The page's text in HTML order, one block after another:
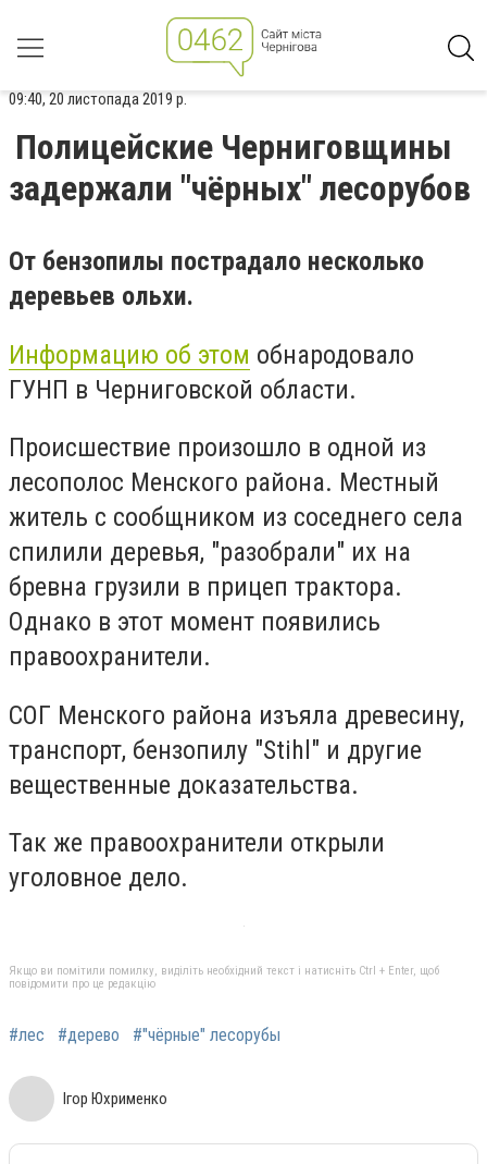
09:40, 20 листопада 2019 р.
Полицейские Черниговщины
задержали "чёрных" лесорубов
От бензопилы пострадало несколько
деревьев ольхи.
Информацию об этом обнародовало
ГУНП в Черниговской области.
Происшествие произошло в одной из
лесополос Менского района. Местный
житель с сообщником из соседнего села
спилили деревья, "разобрали" их на
бревна грузили в прицеп трактора.
Однако в этот момент появились
правоохранители.
СОГ Менского района изъяла древесину,
транспорт, бензопилу "Stihl" и другие
вещественные доказательства.
Так же правоохранители открыли
уголовное дело.
Якщо ви помітили помилку, виділіть необхідний текст і натисніть Ctrl + Enter, щоб
повідомити про це редакцію
#лес #дерево #"чёрные" лесорубы
Ігор Юхрименко